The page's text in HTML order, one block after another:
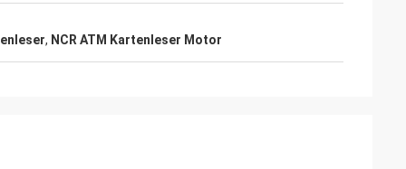
, NCR ATM Kartenleser Motor